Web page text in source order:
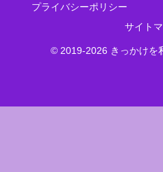
プライバシーポリシー
サイト
© 2019-2026 きっかけを